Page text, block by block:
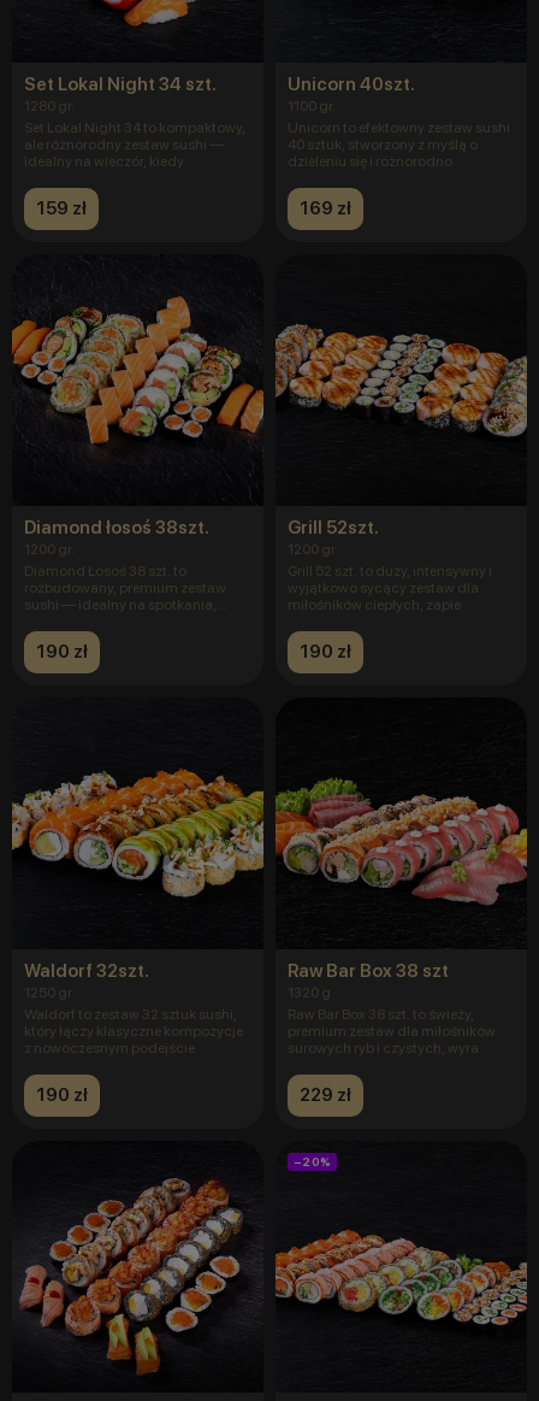
Set Lokal Night 34 szt.
1280 gr.
Set Lokal Night 34 to kompaktowy,
ale różnorodny zestaw sushi —
idealny na wieczór, kiedy
159 zł
Unicorn 40szt.
1100 gr.
Unicorn to efektowny zestaw sushi
40 sztuk, stworzony z myślą o
dzieleniu się i różnorodno
169 zł
Diamond łosoś 38szt.
1200 gr.
Diamond Łosoś 38 szt. to
rozbudowany, premium zestaw
sushi — idealny na spotkania,
190 zł
Grill 52szt.
1200 gr.
Grill 52 szt. to duży, intensywny i
wyjątkowo sycący zestaw dla
miłośników ciepłych, zapie
190 zł
Waldorf 32szt.
1250 gr.
Waldorf to zestaw 32 sztuk sushi,
który łączy klasyczne kompozycje
z nowoczesnym podejście
190 zł
Raw Bar Box 38 szt
1320 g
Raw Bar Box 38 szt. to świeży,
premium zestaw dla miłośników
surowych ryb i czystych, wyra
229 zł
−20%